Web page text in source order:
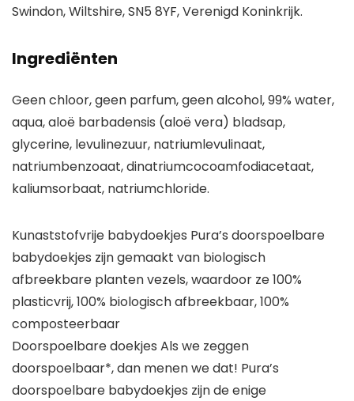
Swindon, Wiltshire, SN5 8YF, Verenigd Koninkrijk.
Ingrediënten
Geen chloor, geen parfum, geen alcohol, 99% water,
aqua, aloë barbadensis (aloë vera) bladsap,
glycerine, levulinezuur, natriumlevulinaat,
natriumbenzoaat, dinatriumcocoamfodiacetaat,
kaliumsorbaat, natriumchloride.
Kunaststofvrije babydoekjes Pura’s doorspoelbare
babydoekjes zijn gemaakt van biologisch
afbreekbare planten vezels, waardoor ze 100%
plasticvrij, 100% biologisch afbreekbaar, 100%
composteerbaar
Doorspoelbare doekjes Als we zeggen
doorspoelbaar*, dan menen we dat! Pura’s
doorspoelbare babydoekjes zijn de enige